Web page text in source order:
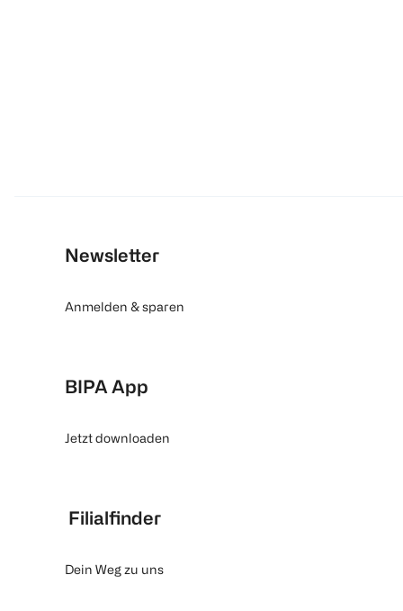
Newsletter
Anmelden & sparen
BIPA App
Jetzt downloaden
Filialfinder
Dein Weg zu uns